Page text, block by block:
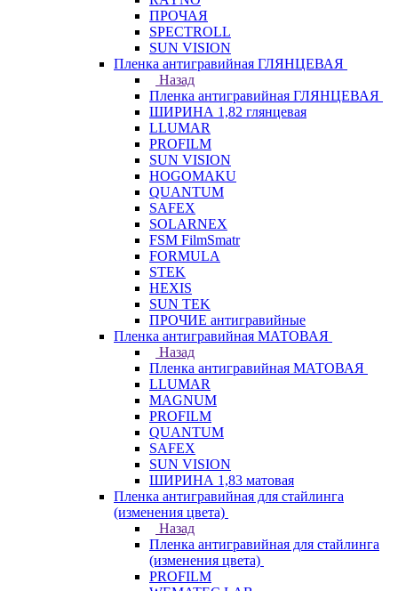
ПРОЧАЯ
SPECTROLL
SUN VISION
Пленка антигравийная ГЛЯНЦЕВАЯ
Назад
Пленка антигравийная ГЛЯНЦЕВАЯ
ШИРИНА 1,82 глянцевая
LLUMAR
PROFILM
SUN VISION
HOGOMAKU
QUANTUM
SAFEX
SOLARNEX
FSM FilmSmatr
FORMULA
STEK
HEXIS
SUN TEK
ПРОЧИЕ антигравийные
Пленка антигравийная МАТОВАЯ
Назад
Пленка антигравийная МАТОВАЯ
LLUMAR
MAGNUM
PROFILM
QUANTUM
SAFEX
SUN VISION
ШИРИНА 1,83 матовая
Пленка антигравийная для стайлинга
(изменения цвета)
Назад
Пленка антигравийная для стайлинга
(изменения цвета)
PROFILM